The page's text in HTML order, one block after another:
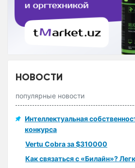
НОВОСТИ
популярные новости
Интеллектуальная
конкурса
Vertu Cobra за $310000
Как связаться с «Билайн»?